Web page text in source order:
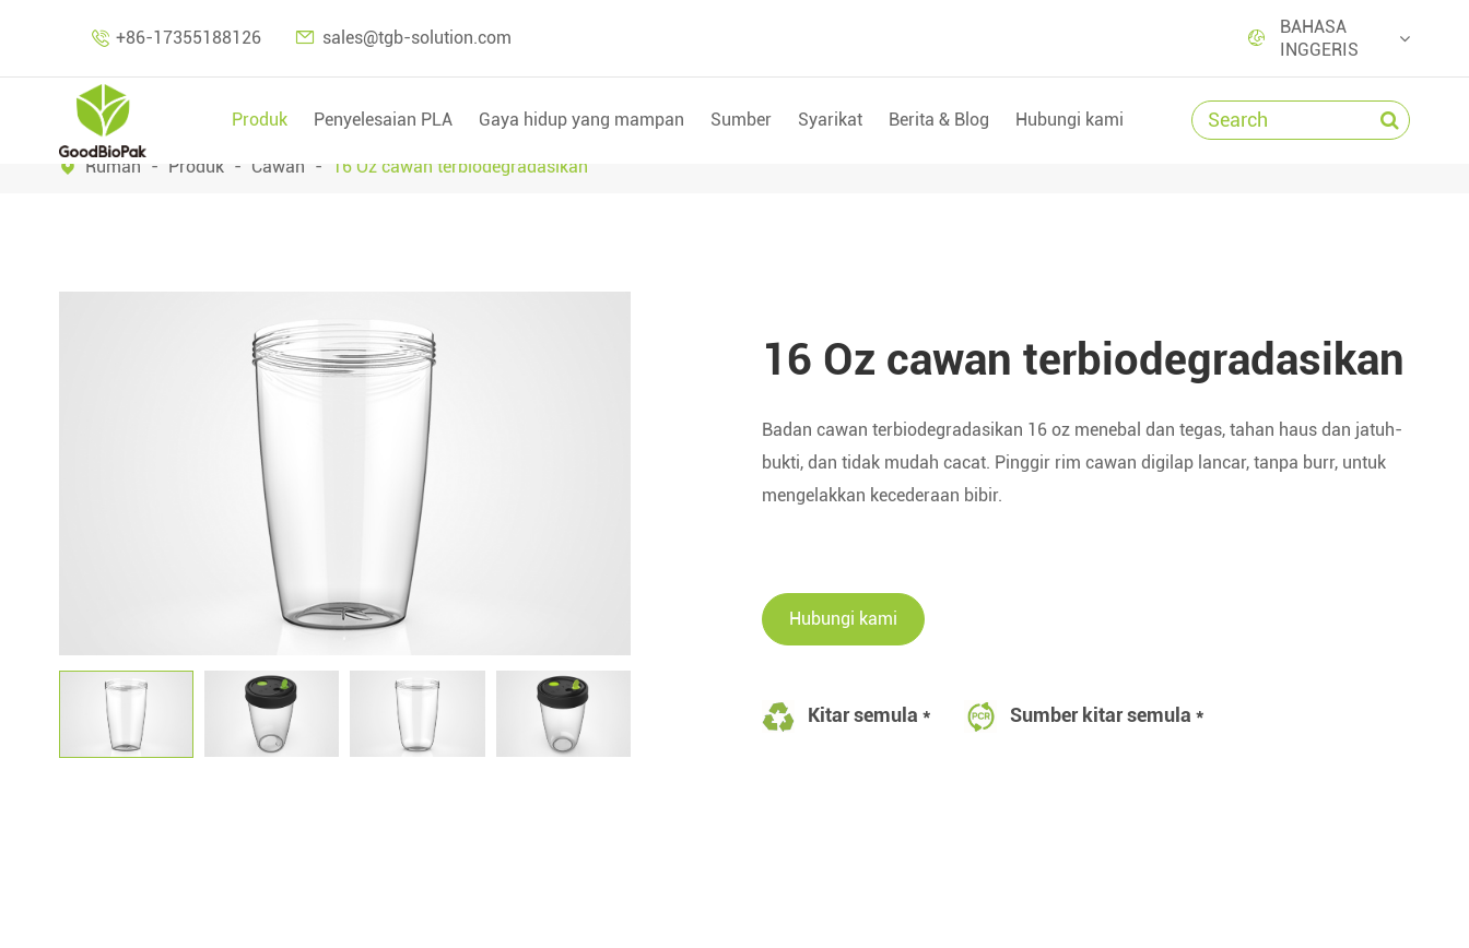
 +86-17355188126  sales@tgb-solution.com 
BAHASA
INGGERIS
Produk Penyelesaian PLA Gaya hidup yang mampan Sumber Syarikat Berita & Blog Hubungi kami
 Rumah Produk Cawan 16 Oz cawan terbiodegradasikan
16 Oz cawan terbiodegradasikan
Badan cawan terbiodegradasikan 16 oz menebal dan tegas, tahan haus dan jatuh-
bukti, dan tidak mudah cacat. Pinggir rim cawan digilap lancar, tanpa burr, untuk
mengelakkan kecederaan bibir.
Hubungi kami
Kitar semula * Sumber kitar semula *